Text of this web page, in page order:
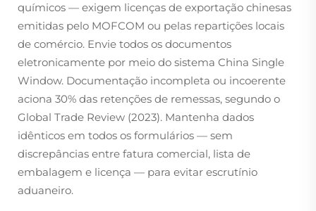
químicos — exigem licenças de exportação chinesas
emitidas pelo MOFCOM ou pelas repartições locais
de comércio. Envie todos os documentos
eletronicamente por meio do sistema China Single
Window. Documentação incompleta ou incoerente
aciona 30% das retenções de remessas, segundo o
Global Trade Review (2023). Mantenha dados
idênticos em todos os formulários — sem
discrepâncias entre fatura comercial, lista de
embalagem e licença — para evitar escrutínio
aduaneiro.